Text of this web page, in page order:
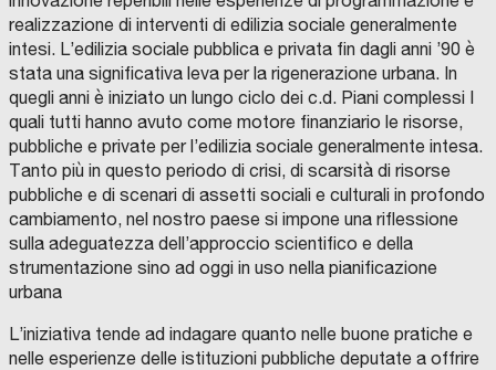
realizzazione di interventi di edilizia sociale generalmente
intesi. L’edilizia sociale pubblica e privata fin dagli anni ’90 è
stata una significativa leva per la rigenerazione urbana. In
quegli anni è iniziato un lungo ciclo dei c.d. Piani complessi I
quali tutti hanno avuto come motore finanziario le risorse,
pubbliche e private per l’edilizia sociale generalmente intesa.
Tanto più in questo periodo di crisi, di scarsità di risorse
pubbliche e di scenari di assetti sociali e culturali in profondo
cambiamento, nel nostro paese si impone una riflessione
sulla adeguatezza dell’approccio scientifico e della
strumentazione sino ad oggi in uso nella pianificazione
urbana
L’iniziativa tende ad indagare quanto nelle buone pratiche e
nelle esperienze delle istituzioni pubbliche deputate a offrire